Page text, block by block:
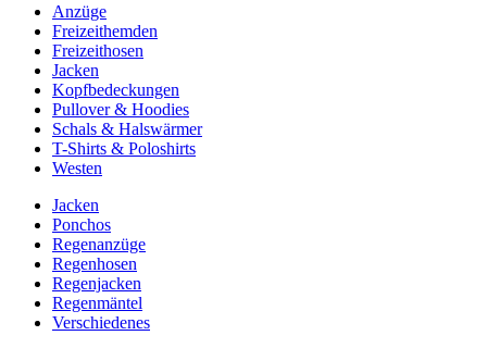
Anzüge
Freizeithemden
Freizeithosen
Jacken
Kopfbedeckungen
Pullover & Hoodies
Schals & Halswärmer
T-Shirts & Poloshirts
Westen
Jacken
Ponchos
Regenanzüge
Regenhosen
Regenjacken
Regenmäntel
Verschiedenes